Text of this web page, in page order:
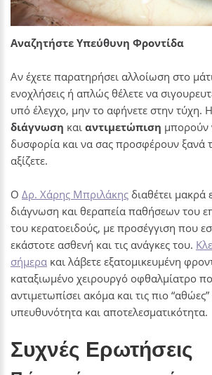
Αναζητήστε Υπεύθυνη Φροντίδα
Αν έχετε παρατηρήσει αλλοίωση στο
ενοχλήσεις ή απλώς θέλετε να
υπό έλεγχο, μην το αφήνετε στην τύχη. Η
διάγνωση και αντιμετώπιση μπορούν
δυσφορία και να σας προσφέρουν ξανά
αξίζετε.
Ο Δρ. Χάρης Μπριλάκης διαθέτει μακρά
διάγνωση και θεραπεία παθήσεων του
του κερατοειδούς, με προσέγγιση που
εκάστοτε ασθενή και τις ανάγκες του.
σήμερα και λάβετε εξατομικευμένη
καταξιωμένο χειρουργό οφθαλμίατρο
αντιμετωπίσει ακόμα και τις πιο
υπευθυνότητα και αποτελεσματικότητα.
Συχνές Ερωτήσεις